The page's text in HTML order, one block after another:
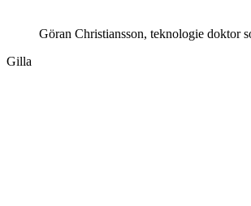
Göran Christiansson, teknologie doktor
Gilla